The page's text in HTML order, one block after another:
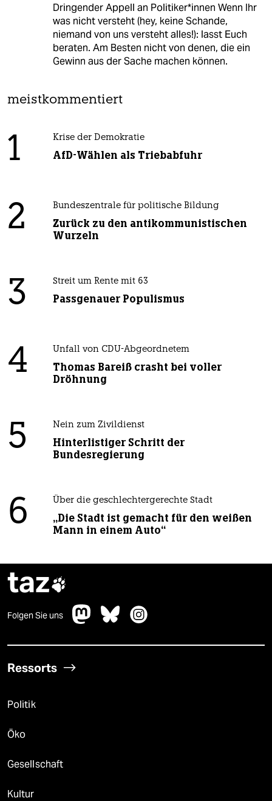
Dringender Appell an Politiker*innen Wenn Ihr
was nicht versteht (hey, keine Schande,
niemand von uns versteht alles!): lasst Euch
beraten. Am Besten nicht von denen, die ein
Gewinn aus der Sache machen können.
meistkommentiert
1 Krise der Demokratie
AfD-Wählen als Triebabfuhr
2 Bundeszentrale für politische Bildung
Zurück zu den antikommunistischen
Wurzeln
3 Streit um Rente mit 63
Passgenauer Populismus
4 Unfall von CDU-Abgeordnetem
Thomas Bareiß crasht bei voller
Dröhnung
5 Nein zum Zivildienst
Hinterlistiger Schritt der
Bundesregierung
6 Über die geschlechtergerechte Stadt
„Die Stadt ist gemacht für den weißen
Mann in einem Auto“
taz
Folgen Sie uns
Ressorts
Politik
Öko
Gesellschaft
Kultur